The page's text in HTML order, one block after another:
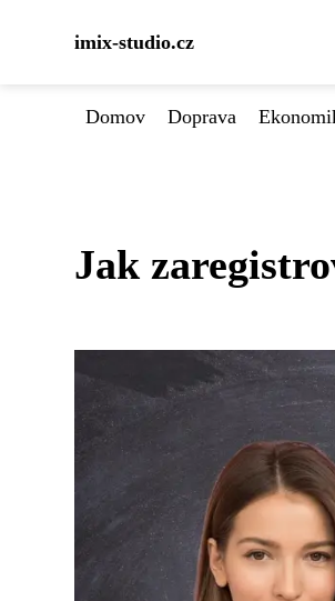
imix-studio.cz
Domov Doprava
Jak